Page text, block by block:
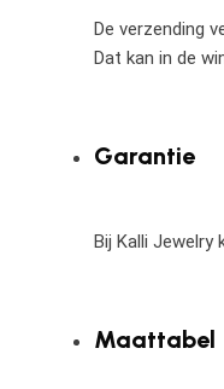
De verzending
Dat kan in de
Garantie
Bij Kalli Jewelry
Maattabel